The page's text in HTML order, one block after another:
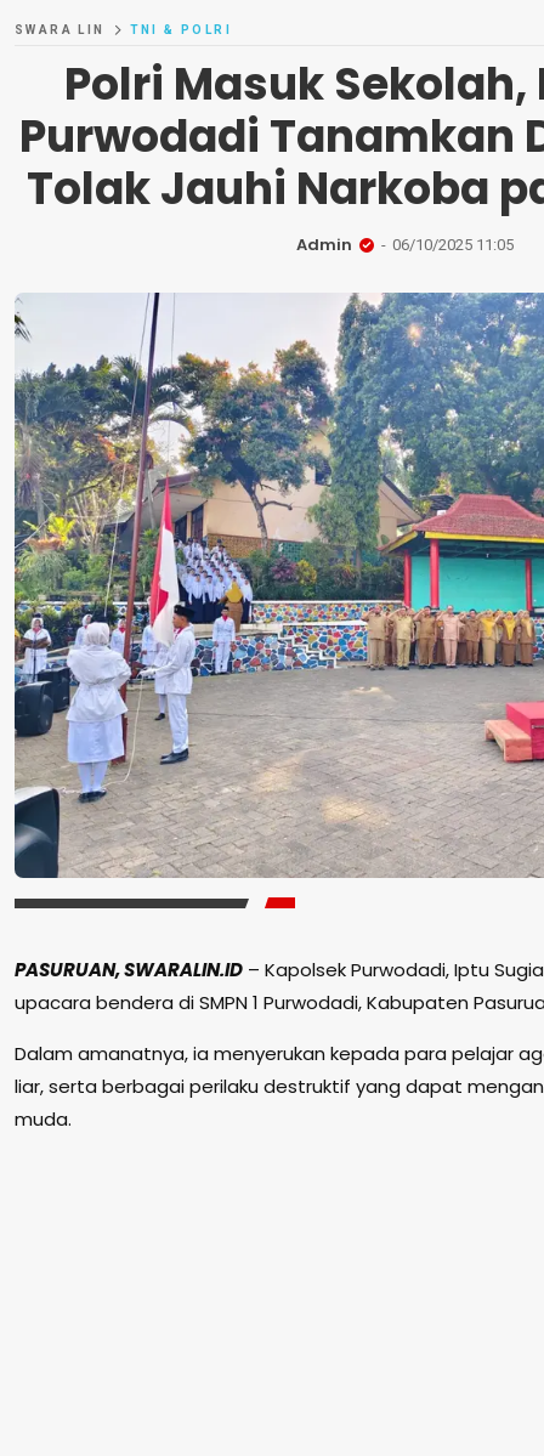
SWARA LIN TNI & POLRI
Polri Masuk
Purwodadi Tanamkan
Tolak Jauhi Narkoba
Admin 06/10/2025 11:05
PASURUAN, SWARALIN.ID – Kapolsek Purwodadi, Iptu
upacara bendera di SMPN 1 Purwodadi, Kabupaten
Dalam amanatnya, ia menyerukan kepada para pelajar
liar, serta berbagai perilaku destruktif yang dapat
muda.